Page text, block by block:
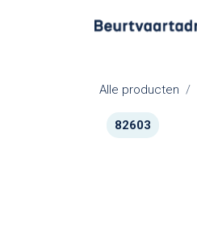
Alle producten
82603